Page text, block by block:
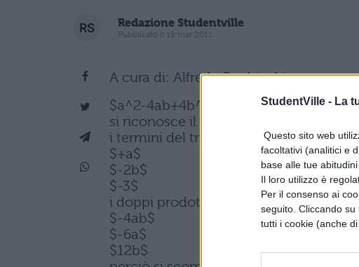
StudentVille - La
Questo sito web
facoltativi (analitici e
base alle tue
Il loro utilizzo è
Per il consenso ai
seguito. Cliccando
tutti i cookie (anche
Redazione Studentville
Pubblicato il 15 mar 2011
A cura di: Alfredo Bochicchio
$a^2-4ab+4b^2+9-6a+12b$
si riconosce il quadrato di un trinomio
i termini del trinomio sono
$+a$
$-2b$
$-3$
i doppi prodotti sono
$-4ab$
$-6a$
$12b$